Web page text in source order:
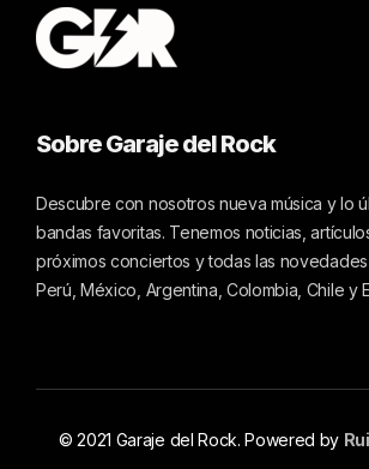
Sobre Garaje del Rock
Descubre con nosotros nueva música y lo
bandas favoritas. Tenemos noticias,
próximos conciertos y todas las
Perú, México, Argentina, Colombia, Chile y
© 2021 Garaje del Rock. Powered by